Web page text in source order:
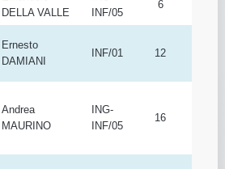
Rocco DE
NICOLA
INF/01
Emanuele
DELLA VALLE
INF/05
Ernesto
DAMIANI
INF/01 12